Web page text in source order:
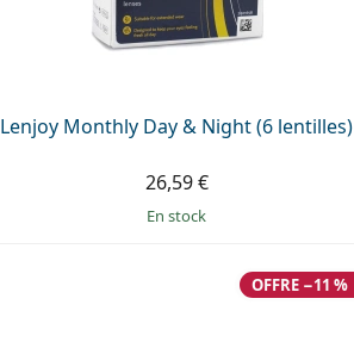
Lenjoy Monthly Day & Night (6 lentilles)
26,59 €
en stock
OFFRE −11 %